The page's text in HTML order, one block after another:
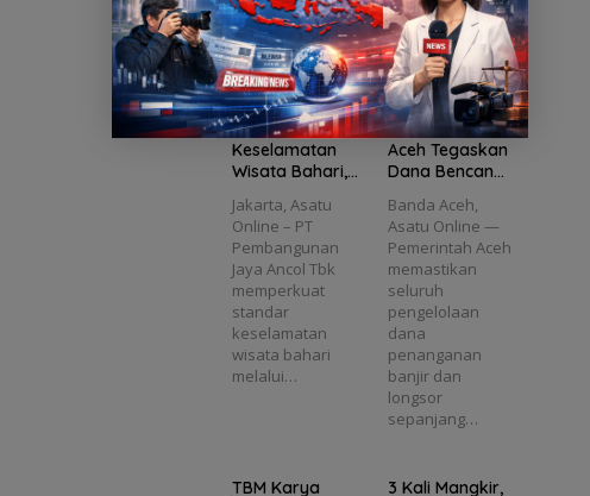
au
69.653
Peneri
ma
Manfa
at
Wisat
a
Wajib
Kanto
ngi E-
Pas
Schoo
Tana
mkan
Sema
ngat
Litera
DPRD
Babel
Dedi
Yulian
to
Diusul
kan
Taiwan berfoto
bersama Kepala
Desa…
bagi masyarakat
melalui berbagai
program…
Ancol Perkuat
Keselamatan
Wisata Bahari,
Wisata Wajib
Kantongi E-Pas
Kecil
Jakarta, Asatu
Online – PT
Pembangunan
Jaya Ancol Tbk
memperkuat
standar
keselamatan
wisata bahari
melalui…
Pemerintah
Aceh Tegaskan
Dana Bencana
Transparan
dan Sesuai
Regulasi
Banda Aceh,
Asatu Online —
Pemerintah Aceh
memastikan
seluruh
pengelolaan
dana
penanganan
banjir dan
longsor
sepanjang…
TBM Karya
3 Kali Mangkir,